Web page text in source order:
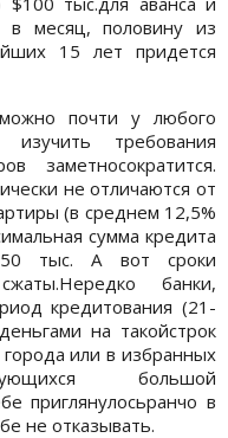
в месяц, половину из
15 лет придется
почти у любого
требования
заметносократится.
не отличаются от
(в среднем 12,5%
сумма кредита
тыс. А вот сроки
банки,
кредитования (21-
на такойстрок
или в избранных
большой
приглянулосьранчо в
не отказывать.